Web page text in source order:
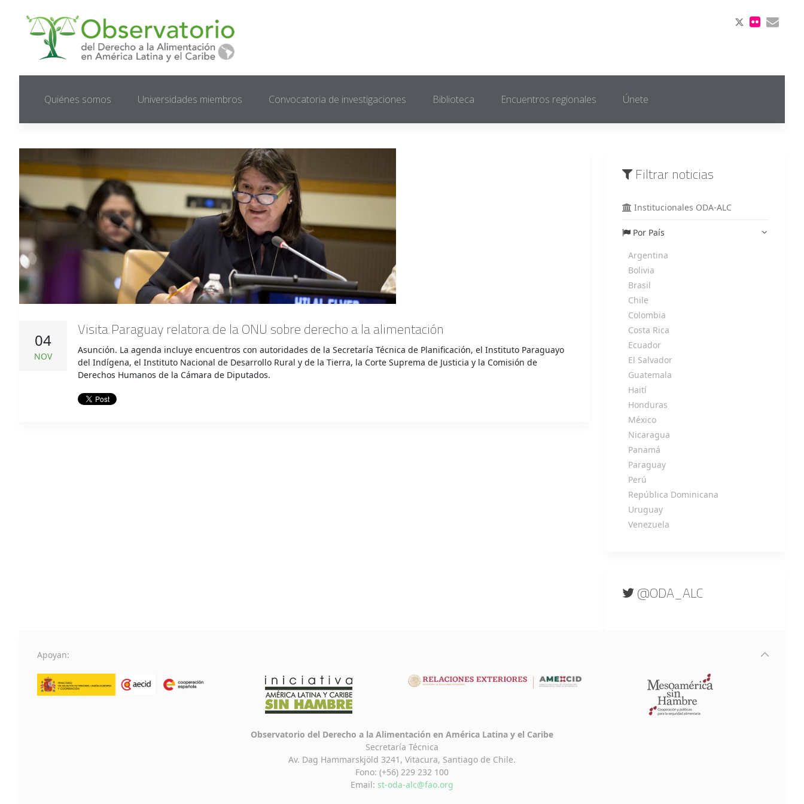
Quiénes somos Universidades miembros Convocatoria de investigaciones Biblioteca Encuentros regionales Únete
04
NOV
Visita Paraguay relatora de la ONU sobre derecho a la alimentación
Asunción. La agenda incluye encuentros con autoridades de la Secretaría Técnica de Planificación, el Instituto Paraguayo
del Indígena, el Instituto Nacional de Desarrollo Rural y de la Tierra, la Corte Suprema de Justicia y la Comisión de
Derechos Humanos de la Cámara de Diputados.
Filtrar noticias
Institucionales ODA-ALC
Por País
Argentina
Bolivia
Brasil
Chile
Colombia
Costa Rica
Ecuador
El Salvador
Guatemala
Haití
Honduras
México
Nicaragua
Panamá
Paraguay
Perú
República Dominicana
Uruguay
Venezuela
@ODA_ALC
Apoyan:
Observatorio del Derecho a la Alimentación en América Latina y el Caribe
Secretaría Técnica
Av. Dag Hammarskjöld 3241, Vitacura, Santiago de Chile.
Fono: (+56) 229 232 100
Email: st-oda-alc@fao.org